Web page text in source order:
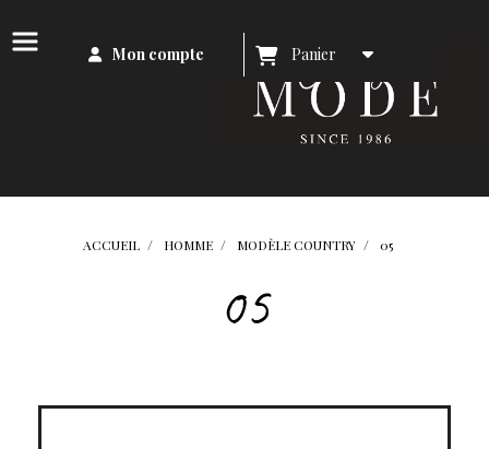
Mon compte Panier
ACCUEIL HOMME MODÈLE COUNTRY 05
05